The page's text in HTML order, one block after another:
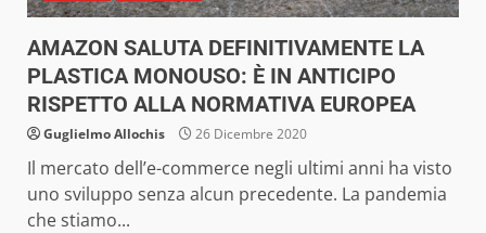
AMAZON SALUTA DEFINITIVAMENTE LA
PLASTICA MONOUSO: È IN ANTICIPO
RISPETTO ALLA NORMATIVA EUROPEA
Guglielmo Allochis 26 Dicembre 2020
Il mercato dell’e-commerce negli ultimi anni ha visto
uno sviluppo senza alcun precedente. La pandemia
che stiamo...